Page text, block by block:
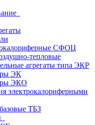
СФОЦ
тепловые
агрегаты типа ЭКР
ЭК
ЭКО
электрокалориферными
ТБЗ